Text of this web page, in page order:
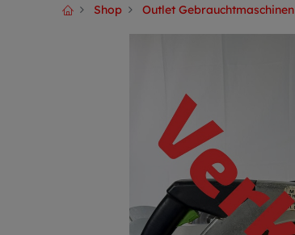
Shop Outlet Gebrauchtmaschinen